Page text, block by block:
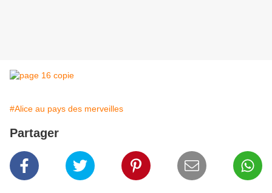
#Alice au pays des merveilles
Partager